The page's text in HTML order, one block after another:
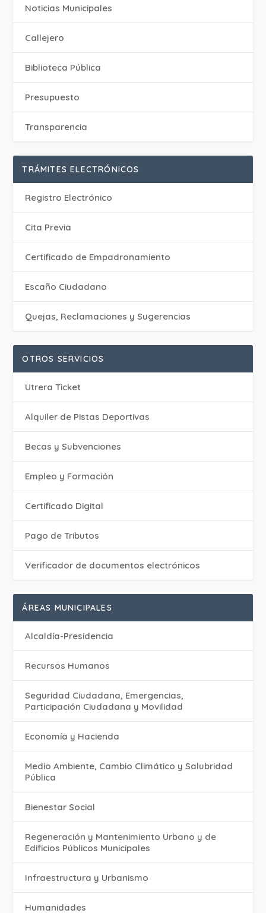
‎Noticias Municipales
Callejero
Biblioteca Pública
Presupuesto
Transparencia
TRÁMITES ELECTRÓNICOS
Registro Electrónico
Cita Previa
Certificado de Empadronamiento
Escaño Ciudadano
Quejas, Reclamaciones y Sugerencias
OTROS SERVICIOS
Utrera Ticket
Alquiler de Pistas Deportivas
Becas y Subvenciones
Empleo y Formación
Certificado Digital
Pago de Tributos
Verificador de documentos electrónicos
ÁREAS MUNICIPALES
Alcaldía-Presidencia
Recursos Humanos
Seguridad Ciudadana, Emergencias,
Participación Ciudadana y Movilidad
Economía y Hacienda
Medio Ambiente, Cambio Climático y Salubridad
Pública
Bienestar Social
Regeneración y Mantenimiento Urbano y de
Edificios Públicos Municipales
Infraestructura y Urbanismo
Humanidades